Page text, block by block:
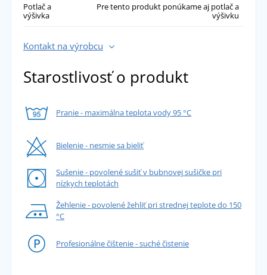
Potlač a
výšivka
Pre tento produkt ponúkame aj potlač a
výšivku
Kontakt na výrobcu
Starostlivosť o produkt
Pranie - maximálna teplota vody 95 °C
Bielenie - nesmie sa bieliť
Sušenie - povolené sušiť v bubnovej sušičke pri
nízkych teplotách
Žehlenie - povolené žehliť pri strednej teplote do 150
°C
Profesionálne čištenie - suché čistenie